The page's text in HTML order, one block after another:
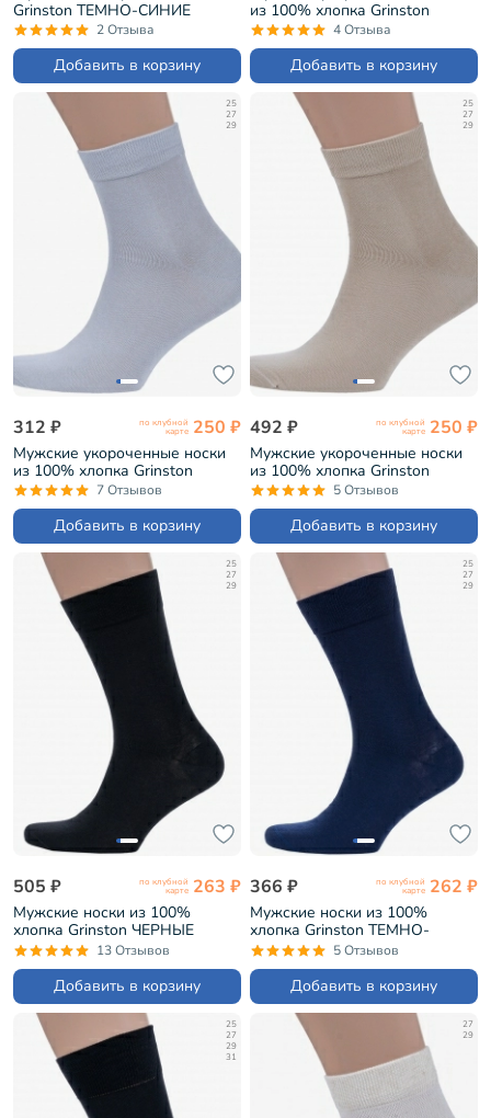
Grinston ТЕМНО-СИНИЕ
(15D11)
2 Отзыва
Добавить в корзину
из 100% хлопка Grinston
ЧЕРНЫЕ (15D12)
4 Отзыва
Добавить в корзину
25
27
29
312 ₽ по клубной
карте 250 ₽
Мужские укороченные носки
из 100% хлопка Grinston
СВЕТЛО-СЕРЫЕ (15D12)
7 Отзывов
Добавить в корзину
25
27
29
492 ₽ по клубной
карте 250 ₽
Мужские укороченные носки
из 100% хлопка Grinston
БЕЖЕВЫЕ (15D12)
5 Отзывов
Добавить в корзину
25
27
29
505 ₽ по клубной
карте 263 ₽
Мужские носки из 100%
хлопка Grinston ЧЕРНЫЕ
(15D2)
13 Отзывов
Добавить в корзину
25
27
29
366 ₽ по клубной
карте 262 ₽
Мужские носки из 100%
хлопка Grinston ТЕМНО-
СИНИЕ (15D2)5 Отзывов
Добавить в корзину
25
27
29
31
27
29